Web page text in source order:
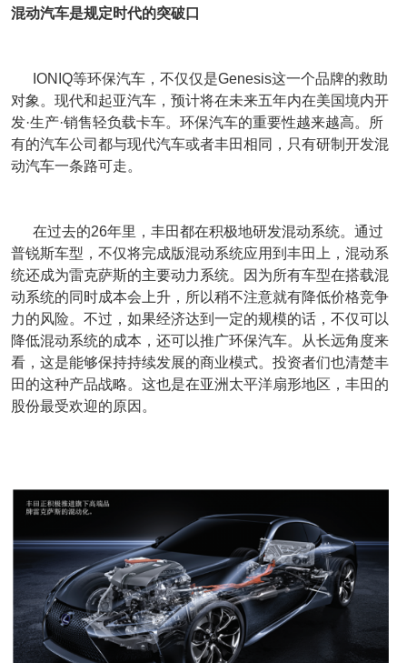
混动汽车是规定时代的突破口
IONIQ等环保汽车，不仅仅是Genesis这一个品牌的救助
对象。现代和起亚汽车，预计将在未来五年内在美国境内开
发·生产·销售轻负载卡车。环保汽车的重要性越来越高。所
有的汽车公司都与现代汽车或者丰田相同，只有研制开发混
动汽车一条路可走。
在过去的26年里，丰田都在积极地研发混动系统。通过
普锐斯车型，不仅将完成版混动系统应用到丰田上，混动系
统还成为雷克萨斯的主要动力系统。因为所有车型在搭载混
动系统的同时成本会上升，所以稍不注意就有降低价格竞争
力的风险。不过，如果经济达到一定的规模的话，不仅可以
降低混动系统的成本，还可以推广环保汽车。从长远角度来
看，这是能够保持持续发展的商业模式。投资者们也清楚丰
田的这种产品战略。这也是在亚洲太平洋扇形地区，丰田的
股份最受欢迎的原因。